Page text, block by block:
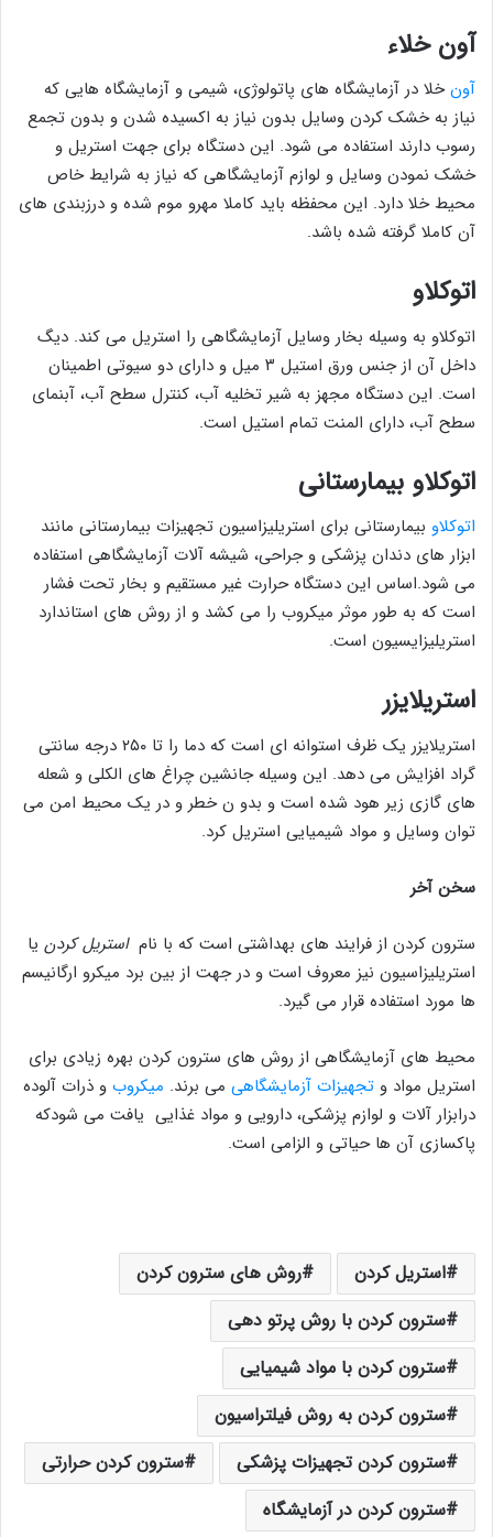
آون خلاء
آونخلا در آزمایشگاه های پاتولوژی، شیمی و آزمایشگاه هایی که
نیاز به خشک کردن وسایل بدون نیاز به اکسیده شدن و بدون تجمع
رسوب دارند استفاده می شود. این دستگاه برای جهت استریل و
خشک نمودن وسایل و لوازم آزمایشگاهی که نیاز به شرایط خاص
محیط خلا دارد. این محفظه باید کاملا مهرو موم شده و درزبندی های
آن کاملا گرفته شده باشد.
اتوکلاو
اتوکلاو به وسیله بخار وسایل آزمایشگاهی را استریل می کند. دیگ
داخل آن از جنس ورق استیل ۳ میل و دارای دو سیوتی اطمینان
است. این دستگاه مجهز به شیر تخلیه آب، کنترل سطح آب، آبنمای
سطح آب، دارای المنت تمام استیل است.
اتوکلاو بیمارستانی
اتوکلاو بیمارستانی برای استریلیزاسیون تجهیزات بیمارستانی مانند
ابزار های دندان پزشکی و جراحی، شیشه آلات آزمایشگاهی استفاده
می شود.اساس این دستگاه حرارت غیر مستقیم و بخار تحت فشار
است که به طور موثر میکروب را می کشد و از روش های استاندارد
استریلیزایسیون است.
استریلایزر
استریلایزر یک ظرف استوانه ای است که دما را تا ۲۵۰ درجه سانتی
گراد افزایش می دهد. این وسیله جانشین چراغ های الکلی و شعله
های گازی زیر هود شده است و بدو ن خطر و در یک محیط امن می
توان وسایل و مواد شیمیایی استریل کرد.
سخن آخر
سترون کردن از فرایند های بهداشتی است که با ناماستریل کردن یا
استریلیزاسیون نیز معروف است و در جهت از بین برد میکرو ارگانیسم
ها مورد استفاده قرار می گیرد.
محیط های آزمایشگاهی از روش های سترون کردن بهره زیادی برای
استریل مواد و تجهیزات آزمایشگاهی می برند. میکروب و ذرات آلوده
درابزار آلات و لوازم پزشکی، دارویی و مواد غذایی یافت می شودکه
پاکسازی آن ها حیاتی و الزامی است.
استریل کردن
روش های سترون کردن
سترون کردن با روش پرتو دهی
سترون کردن با مواد شیمیایی
سترون کردن به روش فیلتراسیون
سترون کردن تجهیزات پزشکی
سترون کردن حرارتی
سترون کردن در آزمایشگاه